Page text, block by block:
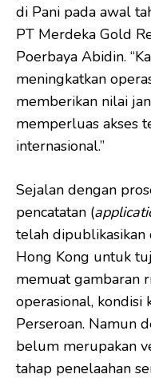
di Pani pada awal
PT Merdeka Gold
Poerbaya Abidin.
meningkatkan
memberikan nilai
memperluas akses
internasional.”
Sejalan dengan
pencatatan (
telah dipublikasikan
Hong Kong untuk
memuat gambaran
operasional, kondisi
Perseroan. Namun
belum merupakan
tahap penelaahan